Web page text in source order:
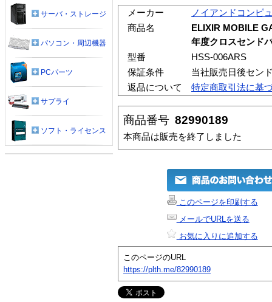
メーカー
ノイアンドコンピ
商品名
ELIXIR MOBILE
年度クロスセンド
型番
HSS-006ARS
保証条件
当社販売日後セン
返品について
特定商取引法に基
商品番号 82990189
本商品は販売を終了しました
このページを印刷する
メールでURLを送る
お気に入りに追加する
このページのURL
https://plth.me/82990189
サーバ・ストレージ
パソコン・周辺機器
PCパーツ
サプライ
ソフト・ライセンス